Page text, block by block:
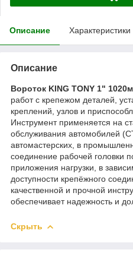
Описание Характеристики
Описание
Вороток KING TONY 1"
работ с крепежом деталей,
креплений, узлов и
Инструмент применяется на
обслуживания автомобилей
автомастерских, в
соединение рабочей головки
приложения нагрузки, в
доступности крепёжного
качественной и прочной
обеспечивает надежность и
Скрыть